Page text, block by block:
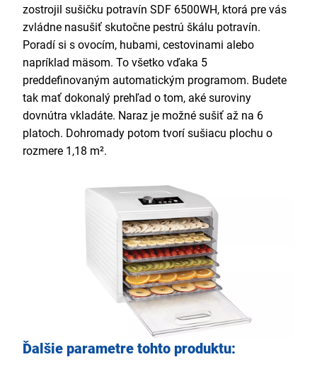
zostrojil sušičku potravín SDF 6500WH, ktorá pre vás
zvládne nasušiť skutočne pestrú škálu potravín.
Poradí si s ovocím, hubami, cestovinami alebo
napríklad mäsom. To všetko vďaka 5
preddefinovaným automatickým programom. Budete
tak mať dokonalý prehľad o tom, aké suroviny
dovnútra vkladáte. Naraz je možné sušiť až na 6
platoch. Dohromady potom tvorí sušiacu plochu o
rozmere 1,18 m².
Ďalšie parametre tohto produktu: